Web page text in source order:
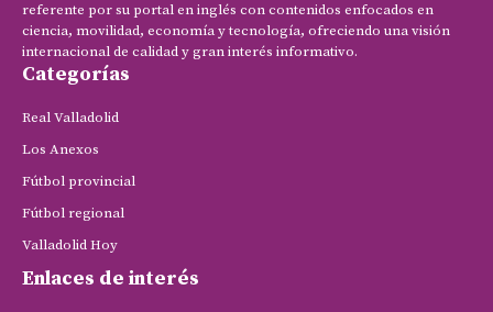
referente por su portal en inglés con contenidos enfocados en
ciencia, movilidad, economía y tecnología, ofreciendo una visión
internacional de calidad y gran interés informativo.
Categorías
Real Valladolid
Los Anexos
Fútbol provincial
Fútbol regional
Valladolid Hoy
Enlaces de interés